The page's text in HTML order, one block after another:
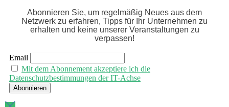
Abonnieren Sie, um regelmäßig Neues aus dem
Netzwerk zu erfahren, Tipps für Ihr Unternehmen zu
erhalten und keine unserer Veranstaltungen zu
verpassen!
Email
Mit dem Abonnement akzeptiere ich die
Datenschutzbestimmungen der IT-Achse